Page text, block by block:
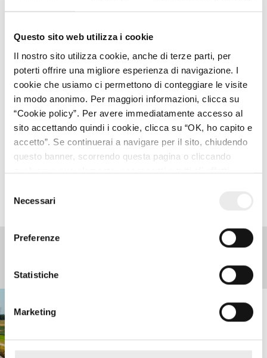
Questo sito web utilizza i cookie
Il nostro sito utilizza cookie, anche di terze parti, per
poterti offrire una migliore esperienza di navigazione. I
cookie che usiamo ci permettono di conteggiare le visite
in modo anonimo. Per maggiori informazioni, clicca su
“Cookie policy”. Per avere immediatamente accesso al
sito accettando quindi i cookie, clicca su “OK, ho capito e
accetto”. Se continuerai a navigare per il sito, chiudendo
questo banner, scorrendo questa pagina o cliccando
qualunque suo elemento, acconsenti a tutti gli effetti
sito
delNecessari
Preferenze
Statistiche
Marketing
graffatura del terreno pertinenziale ai fini
dell’applicazione delle agevolazioni prima casa.
Nel caso dei terreni, infine, al contrario di quanto avviene
per alcune categorie catastali,non si applica il limitedi
una sola pertinenza per ciascuna categoria catastale.